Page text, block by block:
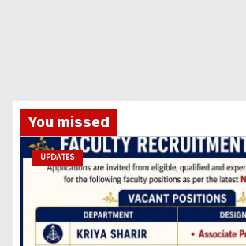
You missed
UPDATES